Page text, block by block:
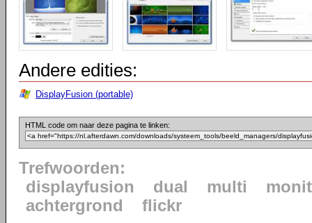
Andere edities:
DisplayFusion (portable)
HTML code om naar deze pagina te linken:
Trefwoorden:
displayfusion
dual multi
achtergrond
flickr